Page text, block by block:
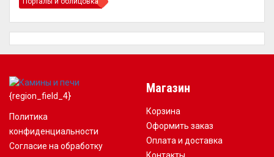
{region_field_4}
Политика
конфиденциальности
Согласие на обработку
Магазин
Корзина
Оформить заказ
Оплата и доставка